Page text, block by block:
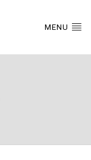
MENU